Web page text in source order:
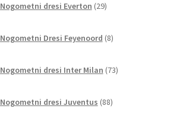
Nogometni dresi Everton 29izdelkov
Nogometni Dresi Feyenoord 8izdelkov
Nogometni dresi Inter Milan 73izdelkov
Nogometni dresi Juventus 88izdelkov